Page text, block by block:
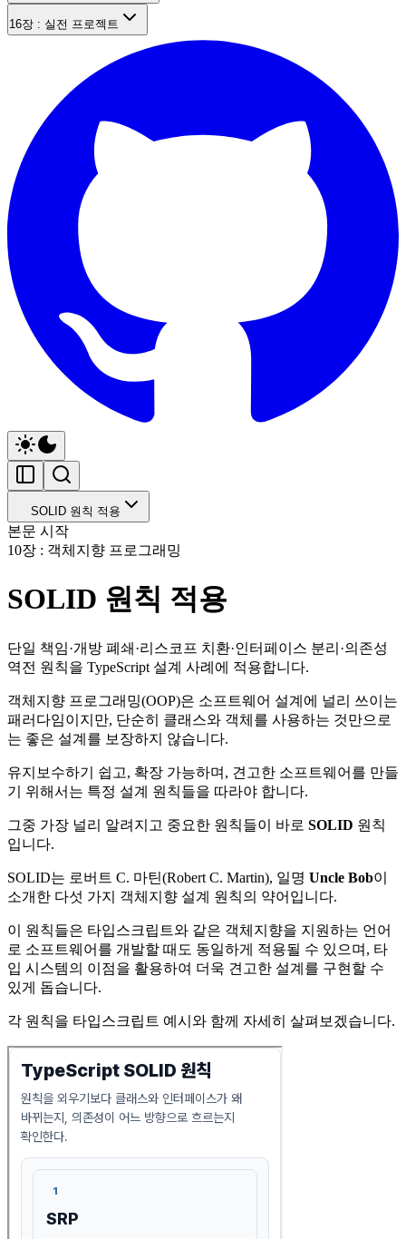
16장 : 실전 프로젝트
SOLID 원칙 적용
본문 시작
10장 : 객체지향 프로그래밍
SOLID 원칙 적용
단일 책임·개방 폐쇄·리스코프 치환·인터페이스 분리·의존성
역전 원칙을 TypeScript 설계 사례에 적용합니다.
객체지향 프로그래밍(OOP)은 소프트웨어 설계에 널리 쓰이는
패러다임이지만, 단순히 클래스와 객체를 사용하는 것만으로
는 좋은 설계를 보장하지 않습니다.
유지보수하기 쉽고, 확장 가능하며, 견고한 소프트웨어를 만들
기 위해서는 특정 설계 원칙들을 따라야 합니다.
그중 가장 널리 알려지고 중요한 원칙들이 바로 SOLID 원칙
입니다.
SOLID는 로버트 C. 마틴(Robert C. Martin), 일명 Uncle Bob이
소개한 다섯 가지 객체지향 설계 원칙의 약어입니다.
이 원칙들은 타입스크립트와 같은 객체지향을 지원하는 언어
로 소프트웨어를 개발할 때도 동일하게 적용될 수 있으며, 타
입 시스템의 이점을 활용하여 더욱 견고한 설계를 구현할 수
있게 돕습니다.
각 원칙을 타입스크립트 예시와 함께 자세히 살펴보겠습니다.